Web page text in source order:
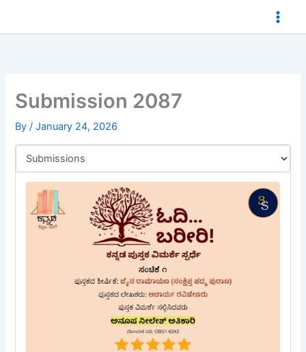
Submission 2087
By/January 24, 2026